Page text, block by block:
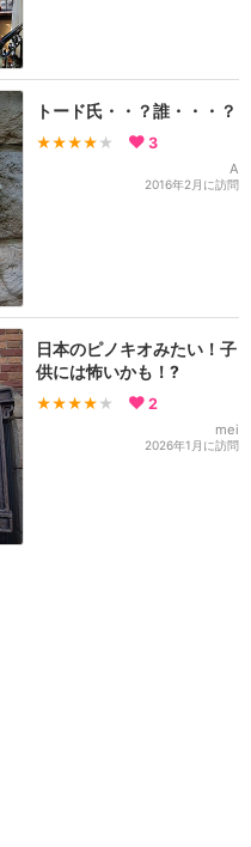
トード氏・・？誰・・・？
★★★★ ★ 3
A
2016年2月に訪問
日本のピノキオみたい！子
供には怖いかも！?
★★★★ ★ 2
mei
2026年1月に訪問